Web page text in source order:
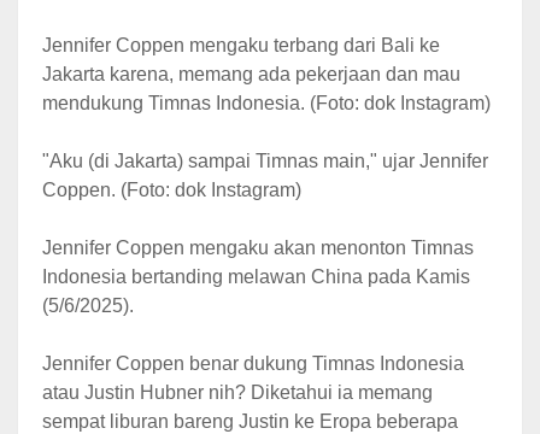
Jennifer Coppen mengaku terbang dari Bali ke
Jakarta karena, memang ada pekerjaan dan mau
mendukung Timnas Indonesia. (Foto: dok Instagram)
"Aku (di Jakarta) sampai Timnas main," ujar Jennifer
Coppen. (Foto: dok Instagram)
Jennifer Coppen mengaku akan menonton Timnas
Indonesia bertanding melawan China pada Kamis
(5/6/2025).
Jennifer Coppen benar dukung Timnas Indonesia
atau Justin Hubner nih? Diketahui ia memang
sempat liburan bareng Justin ke Eropa beberapa